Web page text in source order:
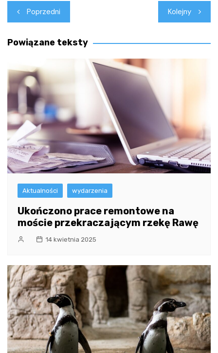
Nawigacja
wpisu
Poprzedni Kolejny
Powiązane teksty
Aktualności wydarzenia
Ukończono prace remontowe na
moście przekraczającym rzekę Rawę
14 kwietnia 2025